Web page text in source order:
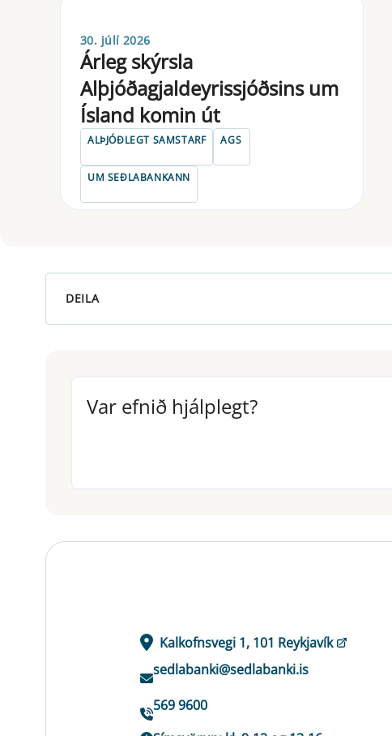
30. júlí 2026
Árleg skýrsla
Alþjóðagjaldeyrissjóðsins um
Ísland komin út
ALÞJÓÐLEGT SAMSTARF AGS
UM SEÐLABANKANN
DEILA
Var efnið hjálplegt?
Var efnið hjálplegt?
Kalkofnsvegi 1, 101 Reykjavík
sedlabanki@sedlabanki.is
569 9600